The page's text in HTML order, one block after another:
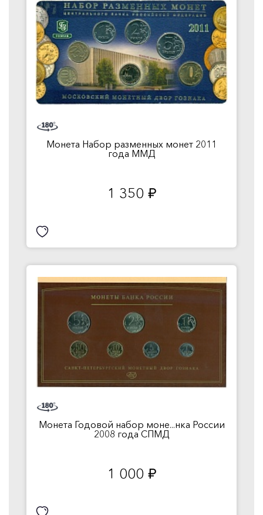
Монета Набор разменных монет 2011
года ММД
1 350 руб.
Монета Годовой набор моне...нка России
2008 года СПМД
1 000 руб.